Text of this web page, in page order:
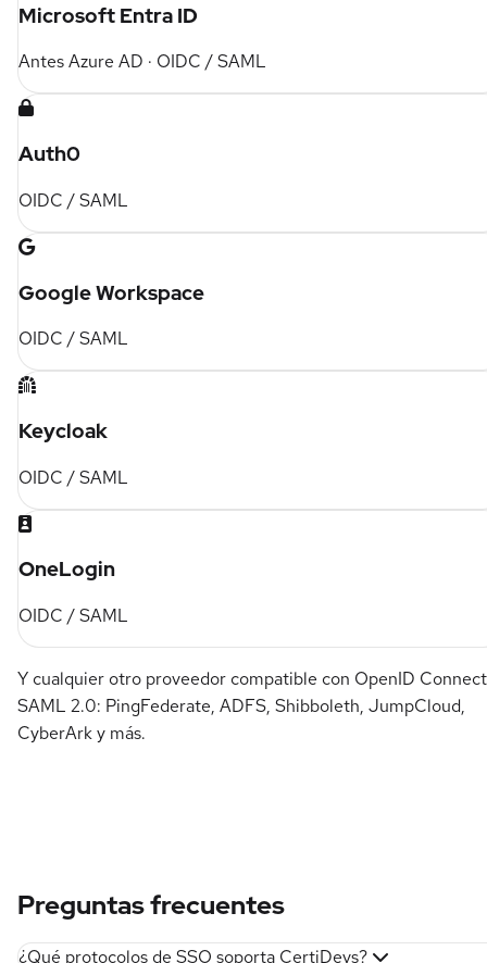
Microsoft Entra ID
Antes Azure AD · OIDC / SAML
Auth0
OIDC / SAML
Google Workspace
OIDC / SAML
Keycloak
OIDC / SAML
OneLogin
OIDC / SAML
Y cualquier otro proveedor compatible con OpenID
SAML 2.0: PingFederate, ADFS, Shibboleth, JumpCloud,
CyberArk y más.
Preguntas frecuentes
¿Qué protocolos de SSO soporta CertiDevs?